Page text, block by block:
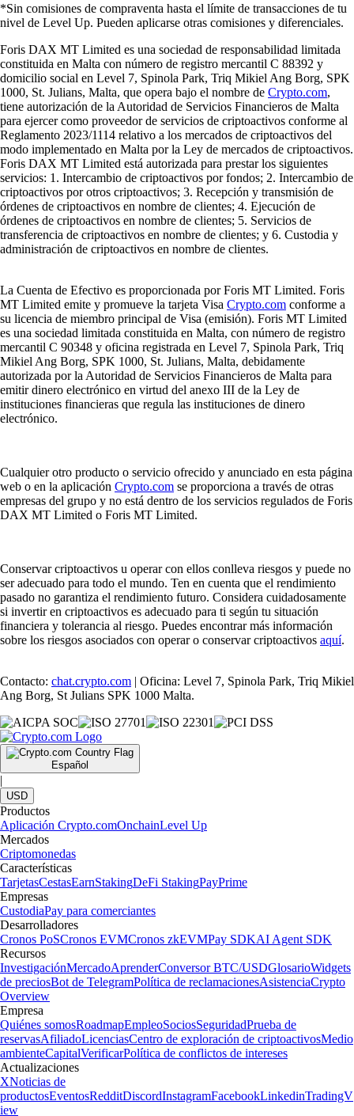
*Sin comisiones de compraventa hasta el límite de transacciones de tu
nivel de Level Up. Pueden aplicarse otras comisiones y diferenciales.
Foris DAX MT Limited es una sociedad de responsabilidad limitada
constituida en Malta con número de registro mercantil C 88392 y
domicilio social en Level 7, Spinola Park, Triq Mikiel Ang Borg, SPK
1000, St. Julians, Malta, que opera bajo el nombre de Crypto.com,
tiene autorización de la Autoridad de Servicios Financieros de Malta
para ejercer como proveedor de servicios de criptoactivos conforme al
Reglamento 2023/1114 relativo a los mercados de criptoactivos del
modo implementado en Malta por la Ley de mercados de criptoactivos.
Foris DAX MT Limited está autorizada para prestar los siguientes
servicios: 1. Intercambio de criptoactivos por fondos; 2. Intercambio de
criptoactivos por otros criptoactivos; 3. Recepción y transmisión de
órdenes de criptoactivos en nombre de clientes; 4. Ejecución de
órdenes de criptoactivos en nombre de clientes; 5. Servicios de
transferencia de criptoactivos en nombre de clientes; y 6. Custodia y
administración de criptoactivos en nombre de clientes.
La Cuenta de Efectivo es proporcionada por Foris MT Limited. Foris
MT Limited emite y promueve la tarjeta Visa Crypto.com conforme a
su licencia de miembro principal de Visa (emisión). Foris MT Limited
es una sociedad limitada constituida en Malta, con número de registro
mercantil C 90348 y oficina registrada en Level 7, Spinola Park, Triq
Mikiel Ang Borg, SPK 1000, St. Julians, Malta, debidamente
autorizada por la Autoridad de Servicios Financieros de Malta para
emitir dinero electrónico en virtud del anexo III de la Ley de
instituciones financieras que regula las instituciones de dinero
electrónico.
Cualquier otro producto o servicio ofrecido y anunciado en esta página
web o en la aplicación Crypto.com se proporciona a través de otras
empresas del grupo y no está dentro de los servicios regulados de Foris
DAX MT Limited o Foris MT Limited.
Conservar criptoactivos u operar con ellos conlleva riesgos y puede no
ser adecuado para todo el mundo. Ten en cuenta que el rendimiento
pasado no garantiza el rendimiento futuro. Considera cuidadosamente
si invertir en criptoactivos es adecuado para ti según tu situación
financiera y tolerancia al riesgo. Puedes encontrar más información
sobre los riesgos asociados con operar o conservar criptoactivos aquí.
Contacto: chat.crypto.com | Oficina: Level 7, Spinola Park, Triq Mikiel
Ang Borg, St Julians SPK 1000 Malta.
Español
|
USD
Productos
Aplicación Crypto.comOnchainLevel Up
Mercados
Criptomonedas
Características
TarjetasCestasEarnStakingDeFi StakingPayPrime
Empresas
CustodiaPay para comerciantes
Desarrolladores
Cronos PoSCronos EVMCronos zkEVMPay SDKAI Agent SDK
Recursos
InvestigaciónMercadoAprenderConversor BTC/USDGlosarioWidgets
de preciosBot de TelegramPolítica de reclamacionesAsistenciaCrypto
Overview
Empresa
Quiénes somosRoadmapEmpleoSociosSeguridadPrueba de
reservasAfiliadoLicenciasCentro de exploración de criptoactivosMedio
ambienteCapitalVerificarPolítica de conflictos de intereses
Actualizaciones
XNoticias de
productosEventosRedditDiscordInstagramFacebookLinkedinTradingV
iew